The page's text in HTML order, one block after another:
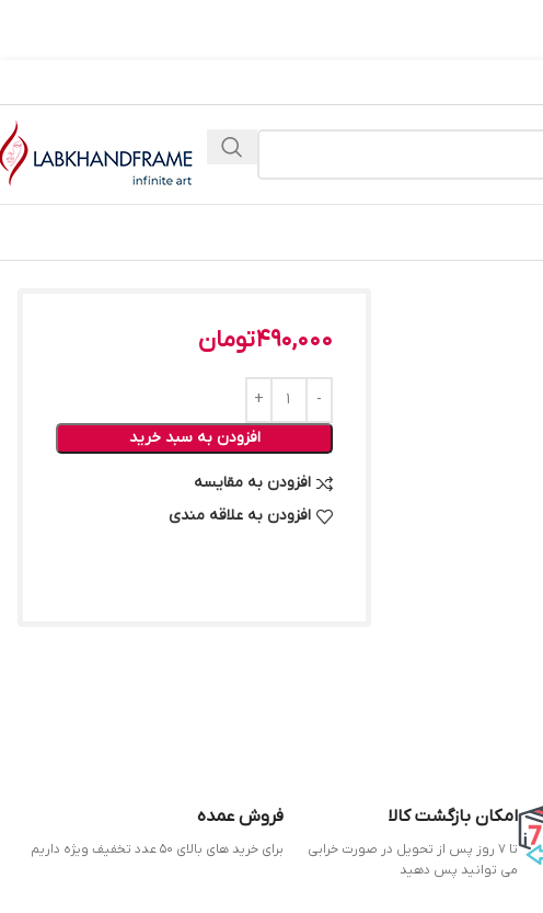
490,000تومان
افزودن به سبد خرید
افزودن به مقایسه
افزودن به علاقه مندی
امکان بازگشت کالا
تا 7 روز پس از تحویل در صورت خرابی
می توانید پس دهید
فروش عمده
برای خرید های بالای 50 عدد تخفیف ویژه داریم